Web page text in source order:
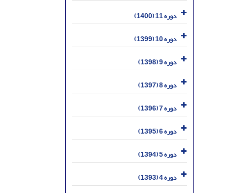
دوره 11 (1400)
دوره 10 (1399)
دوره 9 (1398)
دوره 8 (1397)
دوره 7 (1396)
دوره 6 (1395)
دوره 5 (1394)
دوره 4 (1393)